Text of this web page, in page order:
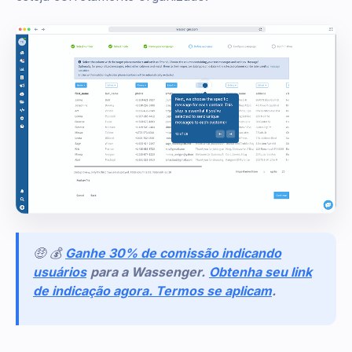
🤑 💰 Ganhe 30% de comissão indicando
usuários para a Wassenger. Obtenha seu link
de indicação agora. Termos se aplicam.